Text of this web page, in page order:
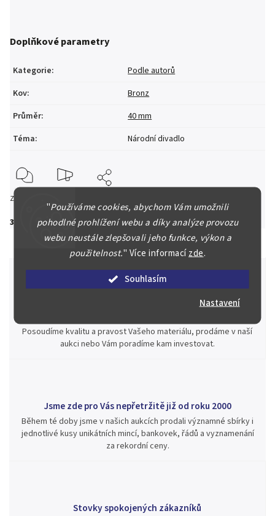
"Používáme cookies, abychom Vám umožnili
pohodlné prohlížení webu a díky analýze provozu
webu neustále zlepšovali jeho funkce, výkon a
použitelnost." Více informacízde.
Souhlasím
Nastavení
3 000 Kč
Doplňkové parametry
Kategorie:
Podle autorů
Kov:
Bronz
Průměr:
40 mm
Téma: Národní divadlo
Zeptat se
Špičkové služby za nejlepší ceny
Posoudíme kvalitu a pravost Vašeho materiálu, prodáme v naší
aukci nebo Vám poradíme kam investovat.
Jsme zde pro Vás nepřetržitě již od roku 2000
Během té doby jsme v našich aukcích prodali významné sbírky i
jednotlivé kusy unikátních mincí, bankovek, řádů a vyznamenání
za rekordní ceny.
Stovky spokojených zákazníků